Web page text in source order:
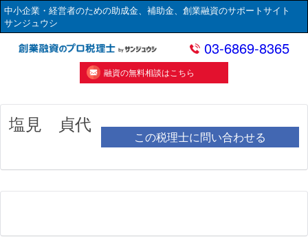
中小企業・経営者のための助成金、補助金、創業融資のサポートサイト
サンジュウシ
03-6869-8365
融資の無料相談はこちら
塩見 貞代
この税理士に問い合わせる